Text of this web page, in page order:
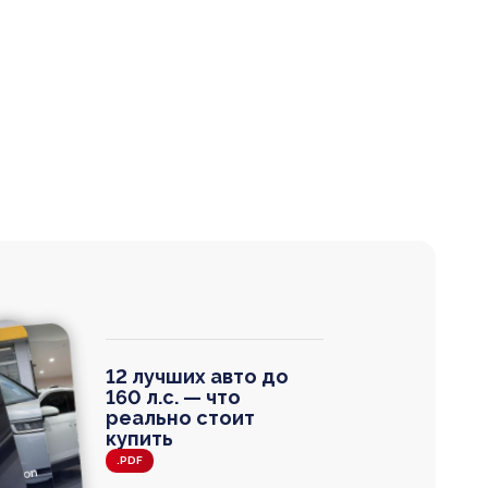
12 лучших авто до
160 л.с. — что
реально стоит
купить
.PDF